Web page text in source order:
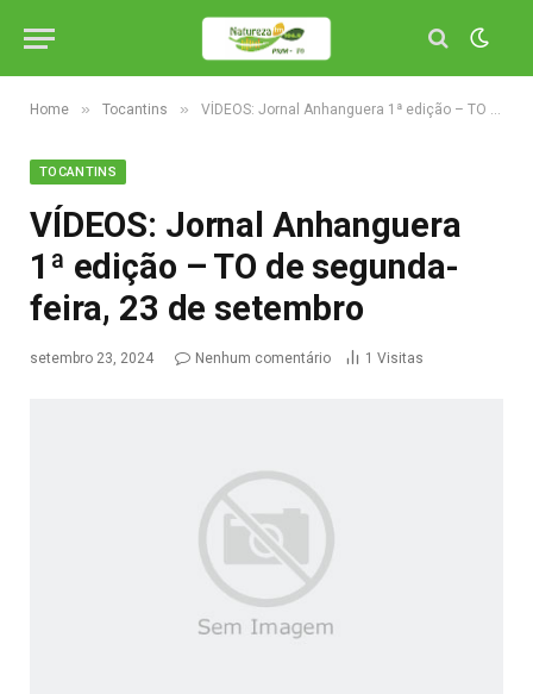
Home » Tocantins » VÍDEOS: Jornal Anhanguera 1ª edição – TO de segunda-feira, 23 de setembro
TOCANTINS
VÍDEOS: Jornal Anhanguera
1ª edição – TO de segunda-
feira, 23 de setembro
setembro 23, 2024 Nenhum comentário 1 Visitas